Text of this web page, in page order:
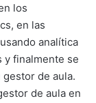
los
en las
analítica
y finalmente se
de aula.
de aula en